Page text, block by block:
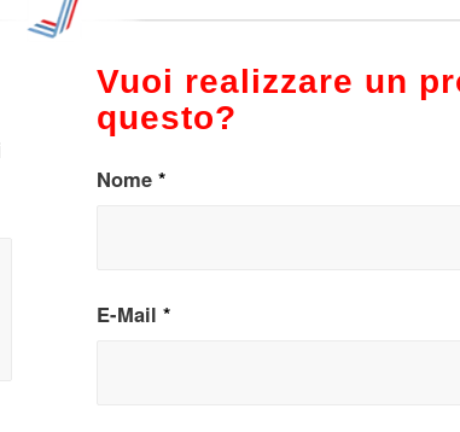
Vuoi realizzare un
questo?
Nome*
E-Mail*